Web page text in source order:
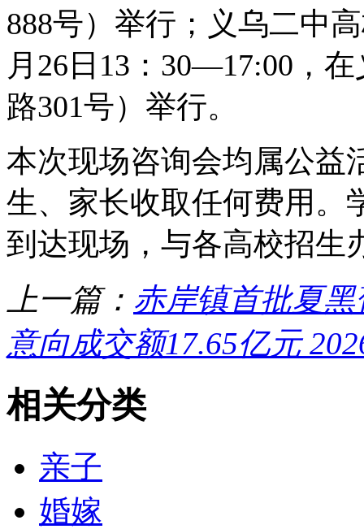
888号）举行；义乌二中
月26日13：30—17:00，
路301号）举行。
本次现场咨询会均属公益
生、家长收取任何费用。
到达现场，与各高校招生
上一篇： 赤岸镇首批夏
意向成交额17.65亿元
相关分类
亲子
婚嫁